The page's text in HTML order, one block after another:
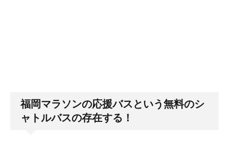
福岡マラソンの応援バスという無料のシ
ャトルバスの存在する！